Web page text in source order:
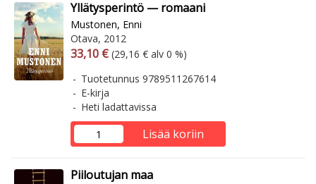
Yllätysperintö — romaani
Mustonen, Enni
Otava, 2012
Arvonlisäverollinen hinta
33,10 € Arvonlisäveroton hinta
(29,16 € alv 0 %)
Tuotetunnus 9789511267614
E-kirja
Heti ladattavissa
Lisää koriin
Piiloutujan maa